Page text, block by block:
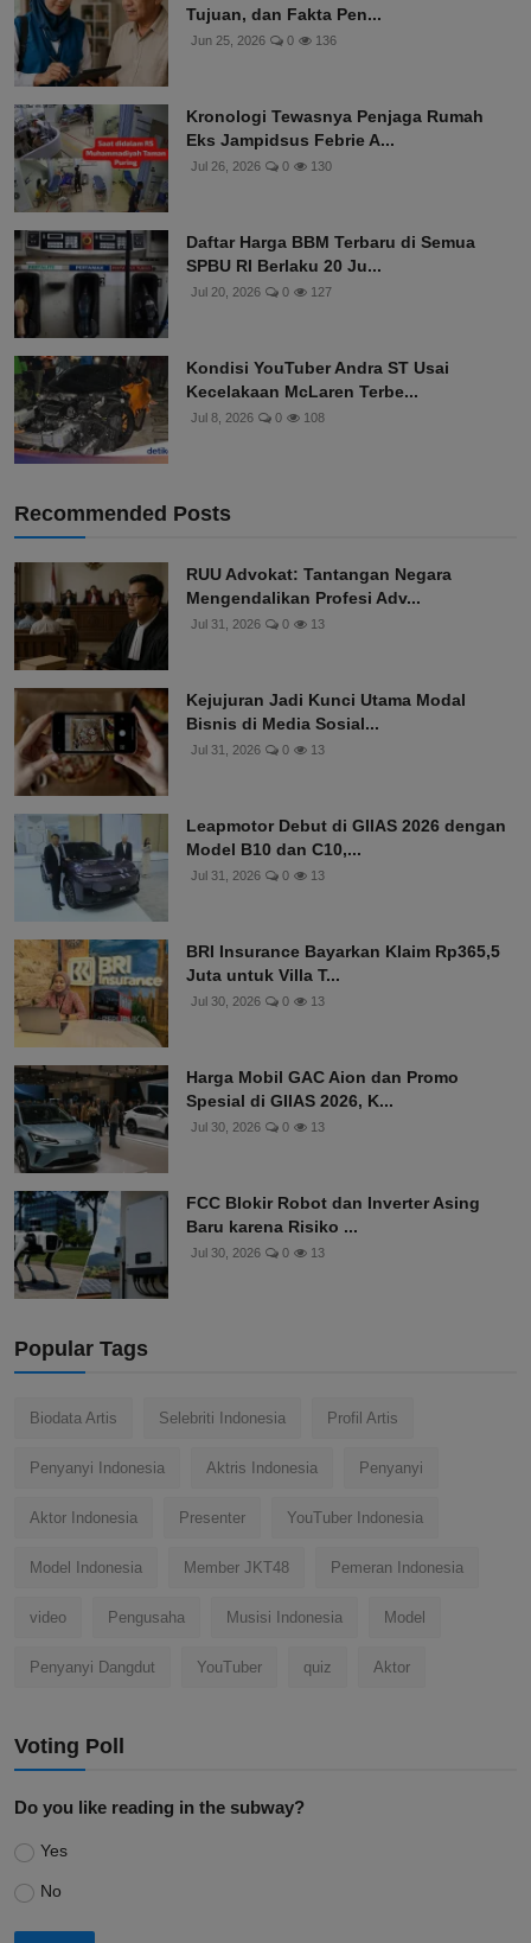
Tujuan, dan Fakta Pen...
Jun 25, 2026 0 136
Kronologi Tewasnya Penjaga Rumah
Eks Jampidsus Febrie A...
Jul 26, 2026 0 130
Daftar Harga BBM Terbaru di Semua
SPBU RI Berlaku 20 Ju...
Jul 20, 2026 0 127
Kondisi YouTuber Andra ST Usai
Kecelakaan McLaren Terbe...
Jul 8, 2026 0 108
Recommended Posts
RUU Advokat: Tantangan Negara
Mengendalikan Profesi Adv...
Jul 31, 2026 0 13
Kejujuran Jadi Kunci Utama Modal
Bisnis di Media Sosial...
Jul 31, 2026 0 13
Leapmotor Debut di GIIAS 2026 dengan
Model B10 dan C10,...
Jul 31, 2026 0 13
BRI Insurance Bayarkan Klaim Rp365,5
Juta untuk Villa T...
Jul 30, 2026 0 13
Harga Mobil GAC Aion dan Promo
Spesial di GIIAS 2026, K...
Jul 30, 2026 0 13
FCC Blokir Robot dan Inverter Asing
Baru karena Risiko ...
Jul 30, 2026 0 13
Popular Tags
Biodata Artis Selebriti Indonesia Profil Artis
Penyanyi Indonesia Aktris Indonesia Penyanyi
Aktor Indonesia Presenter YouTuber Indonesia
Model Indonesia Member JKT48 Pemeran Indonesia
video Pengusaha Musisi Indonesia Model
Penyanyi Dangdut YouTuber quiz Aktor
Voting Poll
Do you like reading in the subway?
Yes
No